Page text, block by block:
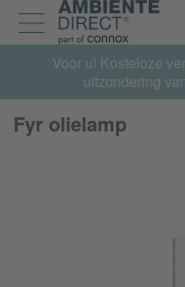
Navigatie uit- en
Summer Sale:met tot
Voor u! Kosteloze
uitzondering
Fyr olielamp